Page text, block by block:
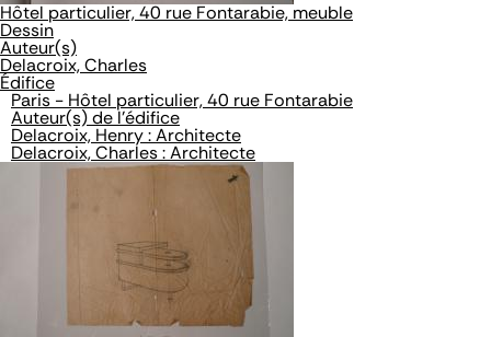
Hôtel particulier, 40 rue Fontarabie, meuble
Dessin
Auteur(s)
Delacroix, Charles
Édifice
Paris - Hôtel particulier, 40 rue Fontarabie
Auteur(s) de l'édifice
Delacroix, Henry : Architecte
Delacroix, Charles : Architecte